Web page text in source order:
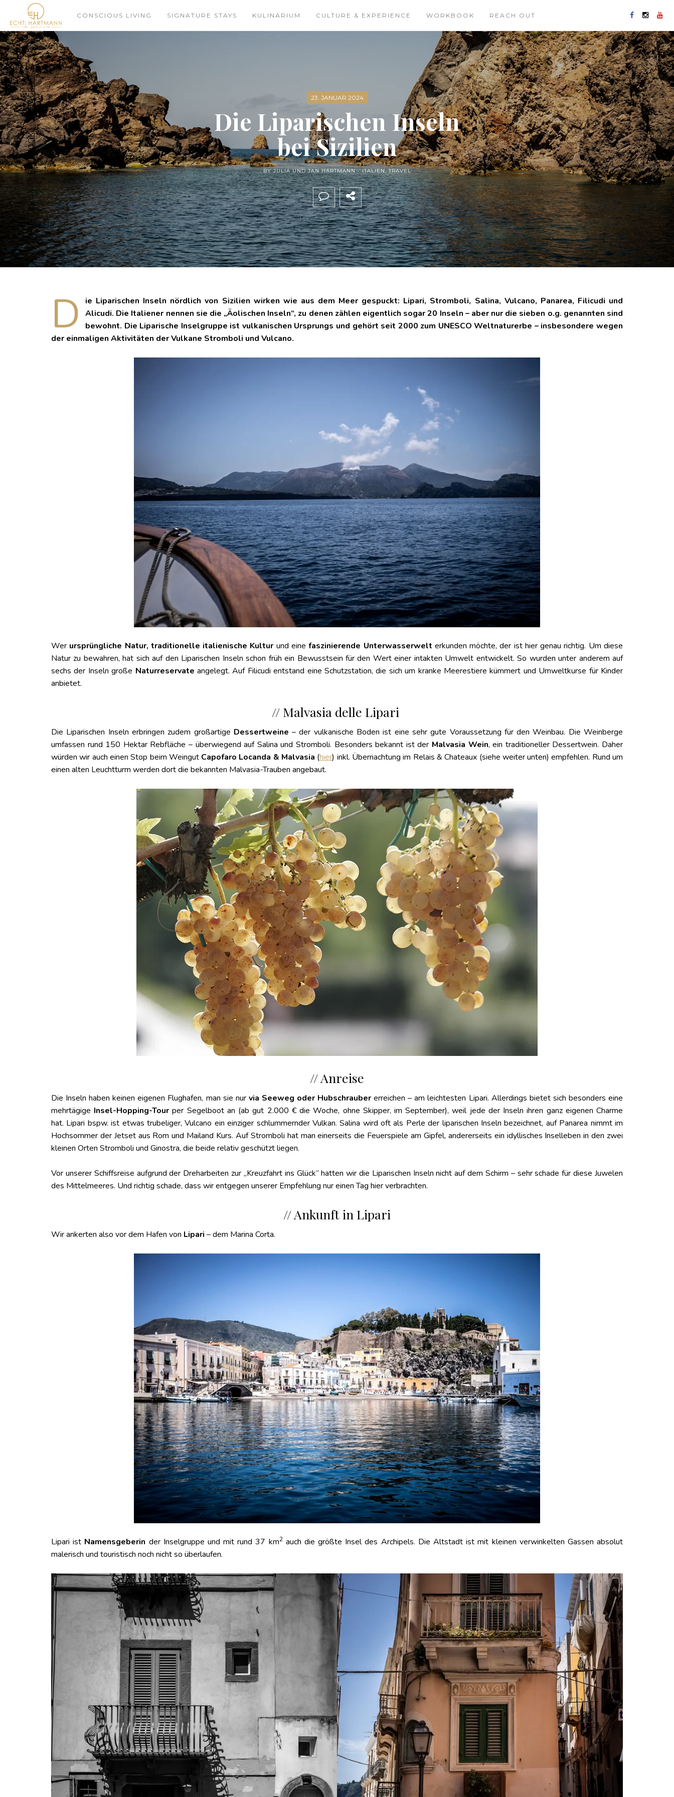
SUPPORT US ON:
FACEBOOK
INSTAGRAM
CONSCIOUS LIVING SIGNATURE STAYS KULINARIUM CULTURE & EXPERIENCE WORKBOOK REACH OUT
23. JANUAR 2024
Die Liparischen Inseln
bei Sizilien
BY JULIA UND JAN HARTMANN - ITALIEN,TRAVEL
D
ie Liparischen Inseln nördlich von Sizilien wirken wie aus dem Meer gespuckt: Lipari, Stromboli, Salina, Vulcano, Panarea, Filicudi und
Alicudi. Die Italiener nennen sie die „Äolischen Inseln“, zu denen zählen eigentlich sogar 20 Inseln – aber nur die sieben o.g. genannten sind
bewohnt. Die Liparische Inselgruppe ist vulkanischen Ursprungs und gehört seit 2000 zum UNESCO Weltnaturerbe – insbesondere wegen
der einmaligen Aktivitäten der Vulkane Stromboli und Vulcano.
Wer ursprüngliche Natur, traditionelle italienische Kultur und einefaszinierende Unterwasserwelt erkunden möchte, der ist hier genau richtig. Um diese
Natur zu bewahren, hat sich auf den Liparischen Inseln schon früh ein Bewusstsein für den Wert einer intakten Umwelt entwickelt. So wurden unter anderem auf
sechs der Inseln große Naturreservate angelegt. Auf Filicudi entstand eine Schutzstation, die sich um kranke Meerestiere kümmert und Umweltkurse für Kinder
anbietet.
// Malvasia delle Lipari
Die Liparischen Inseln erbringen zudem großartige Dessertweine – der vulkanische Boden ist eine sehr gute Voraussetzung für den Weinbau. Die Weinberge
umfassen rund 150 Hektar Rebfläche – überwiegend auf Salina und Stromboli. Besonders bekannt ist der Malvasia Wein, ein traditioneller Dessertwein. Daher
würden wir auch einen Stop beim Weingut Capofaro Locanda & Malvasia (hier) inkl. Übernachtung im Relais & Chateaux (siehe weiter unten) empfehlen. Rund um
einen alten Leuchtturm werden dort die bekannten Malvasia-Trauben angebaut.
// Anreise
Die Inseln haben keinen eigenen Flughafen, man sie nur via Seeweg oder Hubschrauber erreichen – am leichtesten Lipari. Allerdings bietet sich besonders eine
mehrtägige Insel-Hopping-Tour per Segelboot an (ab gut 2.000 € die Woche, ohne Skipper, im September), weil jede der Inseln ihren ganz eigenen Charme
hat. Lipari bspw. ist etwas trubeliger, Vulcano ein einziger schlummernder Vulkan. Salina wird oft als Perle der liparischen Inseln bezeichnet, auf Panarea nimmt im
Hochsommer der Jetset aus Rom und Mailand Kurs. Auf Stromboli hat man einerseits die Feuerspiele am Gipfel, andererseits ein idyllisches Inselleben in den zwei
kleinen Orten Stromboli und Ginostra, die beide relativ geschützt liegen.
Vor unserer Schiffsreise aufgrund der Dreharbeiten zur „Kreuzfahrt ins Glück“ hatten wir die Liparischen Inseln nicht auf dem Schirm – sehr schade für diese Juwelen
des Mittelmeeres. Und richtig schade, dass wir entgegen unserer Empfehlung nur einen Tag hier verbrachten.
// Ankunft in Lipari
Wir ankerten also vor dem Hafen von Lipari – dem Marina Corta.
Lipari ist Namensgeberin der Inselgruppe und mit rund 37 km2auch die größte Insel des Archipels. Die Altstadt ist mit kleinen verwinkelten Gassen absolut
malerisch und touristisch noch nicht so überlaufen.